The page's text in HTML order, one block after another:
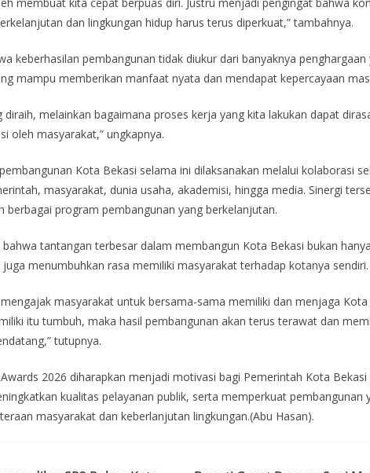
membuat kita cepat berpuas diri. Justru menjadi pengingat bahwa
dan lingkungan hidup harus terus diperkuat,” tambahnya.
keberhasilan pembangunan tidak diukur dari banyaknya
mampu memberikan manfaat nyata dan mendapat kepercayaan
diraih, melainkan bagaimana proses kerja yang kita lakukan dapat
oleh masyarakat,” ungkapnya.
Kota Bekasi selama ini dilaksanakan melalui kolaborasi
masyarakat, dunia usaha, akademisi, hingga media. Sinergi
berbagai program pembangunan yang berkelanjutan.
tantangan terbesar dalam membangun Kota Bekasi bukan
menumbuhkan rasa memiliki masyarakat terhadap kotanya sendiri.
masyarakat untuk bersama-sama memiliki dan menjaga
itu tumbuh, maka hasil pembangunan akan terus terawat dan
tutupnya.
2026 diharapkan menjadi motivasi bagi Pemerintah Kota
kualitas pelayanan publik, serta memperkuat pembangunan
masyarakat dan keberlanjutan lingkungan.(Abu Hasan).